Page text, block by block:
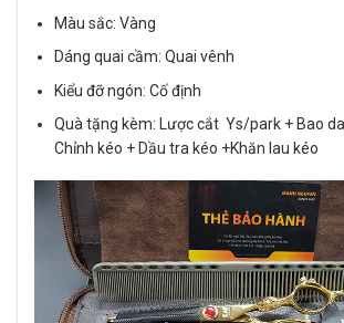
Màu sắc: Vàng
Dáng quai cầm: Quai vênh
Kiểu đỡ ngón: Cố định
Quà tặng kèm: Lược cắt Ys/park + Bao
Chỉnh kéo + Dầu tra kéo +Khăn lau kéo